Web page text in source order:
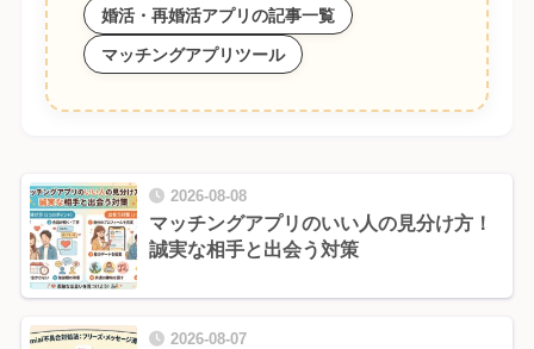
婚活・再婚活アプリの記事一覧
マッチングアプリツール
2026-08-08
マッチングアプリのいい人の見分け方！
誠実な相手と出会う対策
2026-08-07